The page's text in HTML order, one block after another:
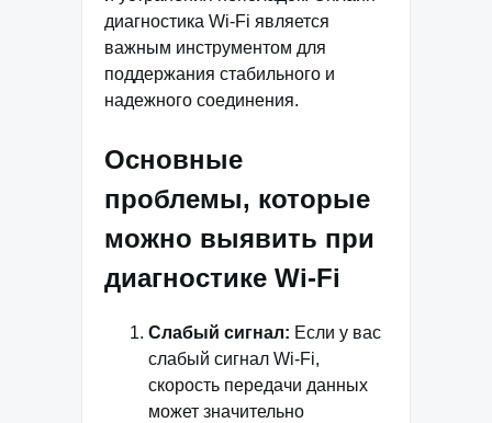
диагностика Wi-Fi является
важным инструментом для
поддержания стабильного и
надежного соединения.
Основные
проблемы, которые
можно выявить при
диагностике Wi-Fi
Слабый сигнал: Если у вас
слабый сигнал Wi-Fi,
скорость передачи данных
может значительно